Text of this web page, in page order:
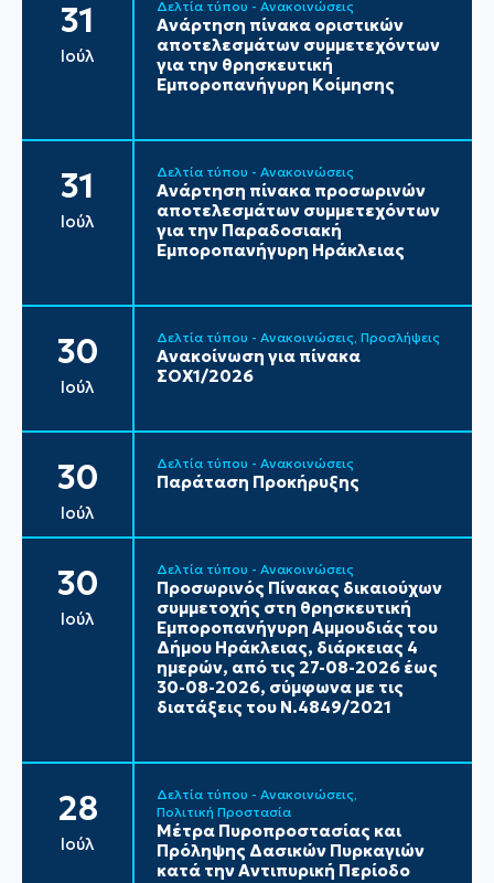
31
Ιούλ
Δελτία τύπου - Ανακοινώσεις
Ανάρτηση πίνακα οριστικών
αποτελεσμάτων συμμετεχόντων
για την θρησκευτική
Εμποροπανήγυρη Κοίμησης
31
Ιούλ
Δελτία τύπου - Ανακοινώσεις
Ανάρτηση πίνακα προσωρινών
αποτελεσμάτων συμμετεχόντων
για την Παραδοσιακή
Εμποροπανήγυρη Ηράκλειας
30
Ιούλ
Δελτία τύπου - Ανακοινώσεις Προσλήψεις
Ανακοίνωση για πίνακα
ΣΟΧ1/2026
30
Ιούλ
Δελτία τύπου - Ανακοινώσεις
Παράταση Προκήρυξης
30
Ιούλ
Δελτία τύπου - Ανακοινώσεις
Προσωρινός Πίνακας δικαιούχων
συμμετοχής στη θρησκευτική
Εμποροπανήγυρη Αμμουδιάς του
Δήμου Ηράκλειας, διάρκειας 4
ημερών, από τις 27-08-2026 έως
30-08-2026, σύμφωνα με τις
διατάξεις του Ν.4849/2021
28
Ιούλ
Δελτία τύπου - Ανακοινώσεις
Πολιτική Προστασία
Μέτρα Πυροπροστασίας και
Πρόληψης Δασικών Πυρκαγιών
κατά την Αντιπυρική Περίοδο